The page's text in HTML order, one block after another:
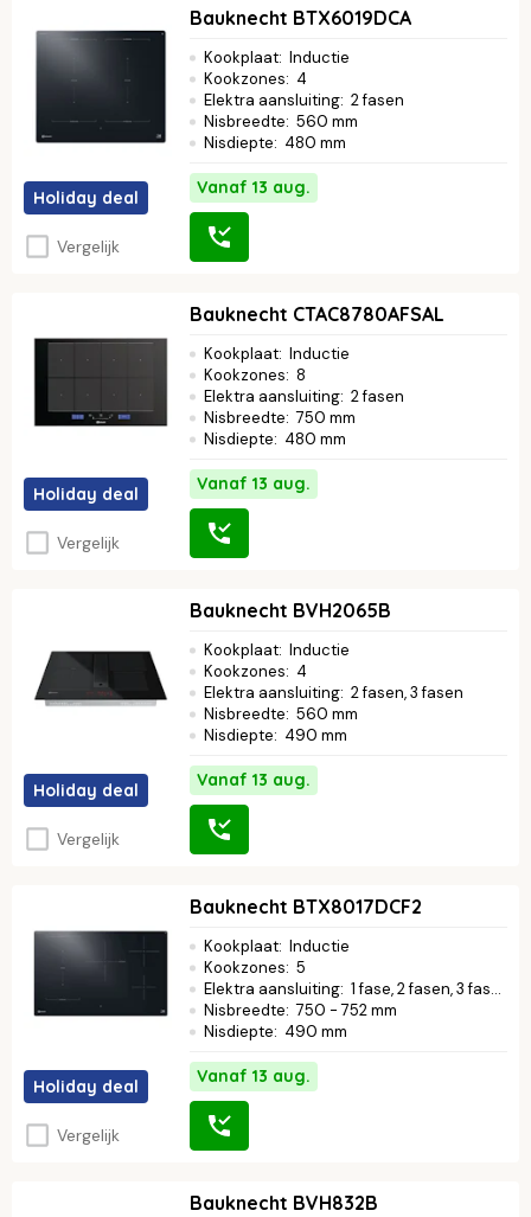
Holiday deal
Vergelijk
Bauknecht BTX6019DCA
Kookplaat: Inductie
Kookzones: 4
Elektra aansluiting: 2 fasen
Nisbreedte: 560 mm
Nisdiepte: 480 mm
Vanaf 13 aug.
Holiday deal
Vergelijk
Bauknecht CTAC8780AFSAL
Kookplaat: Inductie
Kookzones: 8
Elektra aansluiting: 2 fasen
Nisbreedte: 750 mm
Nisdiepte: 480 mm
Vanaf 13 aug.
Holiday deal
Vergelijk
Bauknecht BVH2065B
Kookplaat: Inductie
Kookzones: 4
Elektra aansluiting: 2 fasen, 3 fasen
Nisbreedte: 560 mm
Nisdiepte: 490 mm
Vanaf 13 aug.
Holiday deal
Vergelijk
Bauknecht BTX8017DCF2
Kookplaat: Inductie
Kookzones: 5
Elektra aansluiting: 1 fase, 2 fasen, 3 fasen
Nisbreedte: 750 - 752 mm
Nisdiepte: 490 mm
Vanaf 13 aug.
Bauknecht BVH832B